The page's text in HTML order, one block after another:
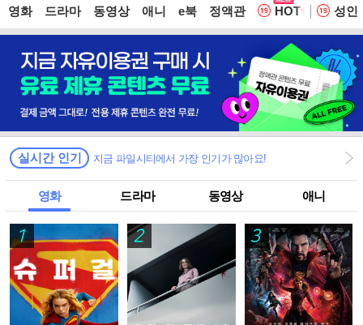
영화 드라마 동영상 애니 e북 정액관 HOT 웹
성인
실시간 인기 지금 파일시티에서 가장 인기가 많아요!
영화 드라마 동영상 애니
1 2 3